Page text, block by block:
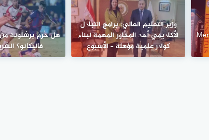
وزير التعليم العالي: برامج التبادل
الأكاديمي أحد المحاور المهمة لبناء
كوادر علمية مؤهلة – الأسبوع
هل حُرم برشلونة من
فاليكانو؟